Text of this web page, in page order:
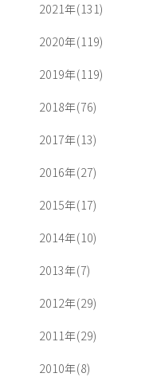
2021年(131)
2020年(119)
2019年(119)
2018年(76)
2017年(13)
2016年(27)
2015年(17)
2014年(10)
2013年(7)
2012年(29)
2011年(29)
2010年(8)